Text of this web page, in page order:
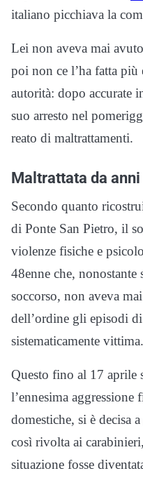
italiano picchiava la
Lei non aveva mai
poi non ce l’ha fatta
autorità: dopo accurate
suo arresto nel
reato di maltrattamenti.
Maltrattata da anni
Secondo quanto
di Ponte San Pietro, il
violenze fisiche e
48enne che, nonostante
soccorso, non aveva
dell’ordine gli episodi
sistematicamente vittima.
Questo fino al 17 aprile
l’ennesima aggressione
domestiche, si è decisa
così rivolta ai
situazione fosse